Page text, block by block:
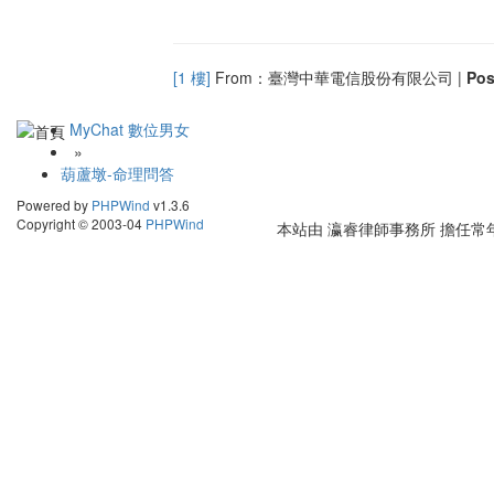
[1 樓] From：臺灣中華電信股份有限公司 |
MyChat 數位男女
»
葫蘆墩-命理問答
Powered by PHPWind v1.3.6
Copyright © 2003-04 PHPWind 本站由 瀛睿律師事務所 擔任常